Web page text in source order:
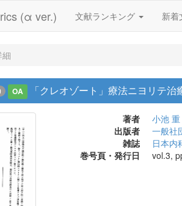
(α ver.) 文献ランキング 新着
OA 「クレオゾート」療法ニヨリテ
著者
小池 重
出版者
一般社
雑誌
日本内
巻号頁・発行日
vol.3,